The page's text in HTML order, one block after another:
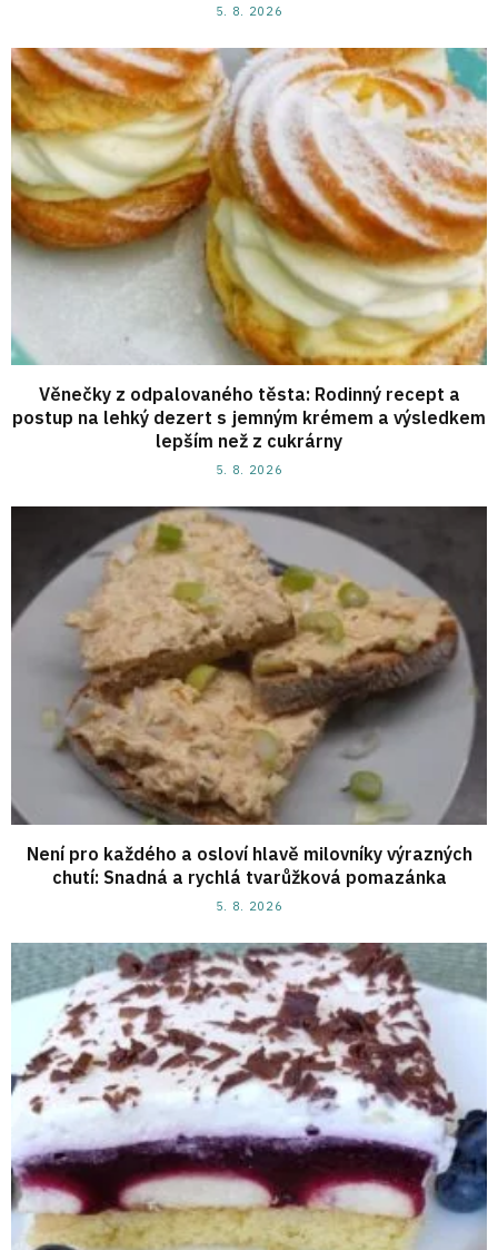
5. 8. 2026
Věnečky z odpalovaného těsta: Rodinný recept a
postup na lehký dezert s jemným krémem a výsledkem
lepším než z cukrárny
5. 8. 2026
Není pro každého a osloví hlavě milovníky výrazných
chutí: Snadná a rychlá tvarůžková pomazánka
5. 8. 2026